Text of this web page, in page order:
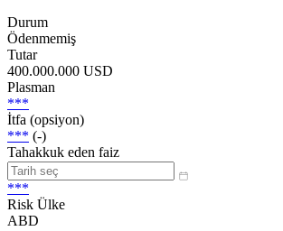
Durum
Ödenmemiş
Tutar
400.000.000 USD
Plasman
***
İtfa (opsiyon)
*** (-)
Tahakkuk eden faiz
***
Risk Ülke
ABD